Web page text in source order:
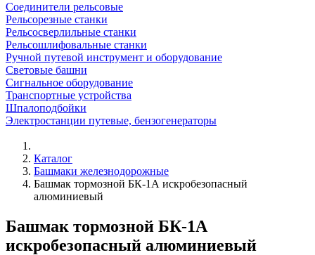
Соединители рельсовые
Рельсорезные станки
Рельсосверлильные станки
Рельсошлифовальные станки
Ручной путевой инструмент и оборудование
Световые башни
Сигнальное оборудование
Транспортные устройства
Шпалоподбойки
Электростанции путевые, бензогенераторы
Каталог
Башмаки железнодорожные
Башмак тормозной БК-1А искробезопасный
алюминиевый
Башмак тормозной БК-1А
искробезопасный алюминиевый